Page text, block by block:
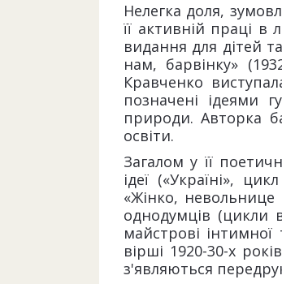
Нелегка доля,
її активній праці в
видання для дітей
нам, барвінку»
Кравченко
позначені ідеями
природи. Авторка
освіти.
Загалом у її
ідеї («Україні»,
«Жінко, невольнице
однодумців (цикли
майстрові
вірші 1920-30-х
з'являються